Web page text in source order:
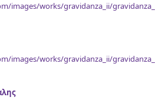
images/works/gravidanza_ii/
images/works/gravidanza_ii/